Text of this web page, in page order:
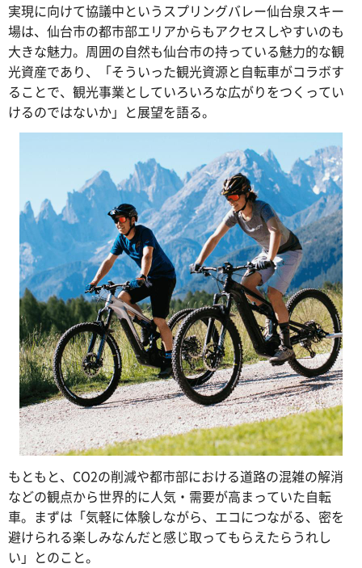
実現に向けて協議中というスプリングバレー仙台泉スキー
場は、仙台市の都市部エリアからもアクセスしやすいのも
大きな魅力。周囲の自然も仙台市の持っている魅力的な観
光資産であり、「そういった観光資源と自転車がコラボす
ることで、観光事業としていろいろな広がりをつくってい
けるのではないか」と展望を語る。
もともと、CO2の削減や都市部における道路の混雑の解消
などの観点から世界的に人気・需要が高まっていた自転
車。まずは「気軽に体験しながら、エコにつながる、密を
避けられる楽しみなんだと感じ取ってもらえたらうれし
い」とのこと。